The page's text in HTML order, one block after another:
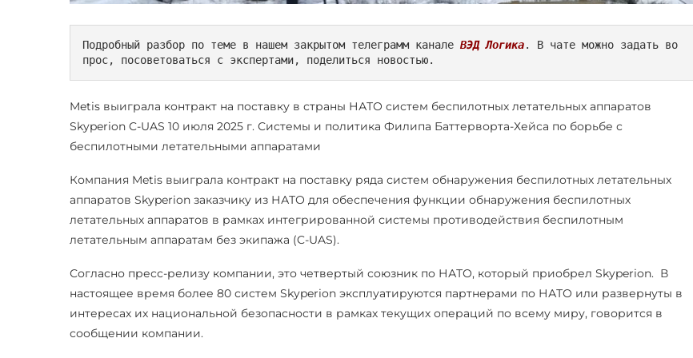
Подробный разбор по теме в нашем закрытом телеграмм канале ВЭД Логика. В чате можно задать во
прос, посоветоваться с экспертами, поделиться новостью.
Metis выиграла контракт на поставку в страны НАТО систем беспилотных летательных аппаратов
Skyperion C-UAS 10 июля 2025 г. Системы и политика Филипа Баттерворта-Хейса по борьбе с
беспилотными летательными аппаратами
Компания Metis выиграла контракт на поставку ряда систем обнаружения беспилотных летательных
аппаратов Skyperion заказчику из НАТО для обеспечения функции обнаружения беспилотных
летательных аппаратов в рамках интегрированной системы противодействия беспилотным
летательным аппаратам без экипажа (C-UAS).
Согласно пресс-релизу компании, это четвертый союзник по НАТО, который приобрел Skyperion. В
настоящее время более 80 систем Skyperion эксплуатируются партнерами по НАТО или развернуты в
интересах их национальной безопасности в рамках текущих операций по всему миру, говорится в
сообщении компании.